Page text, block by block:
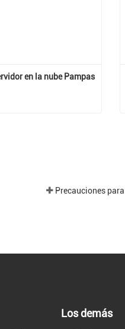
en la nube Pampas
Los demás